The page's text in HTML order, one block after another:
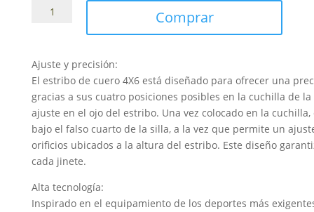
Aciones
Freejump
cantidad
Comprar
Ajuste y precisión:
El estribo de cuero 4X6 está diseñado para ofrecer una
gracias a sus cuatro posiciones posibles en la cuchilla de
ajuste en el ojo del estribo. Una vez colocado en la
bajo el falso cuarto de la silla, a la vez que permite un
orificios ubicados a la altura del estribo. Este diseño
cada jinete.
Alta tecnología:
Inspirado en el equipamiento de los deportes más